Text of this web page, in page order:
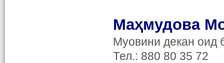
Маҳмудова
Муовини декан оид
Тел.: 880 80 35 72